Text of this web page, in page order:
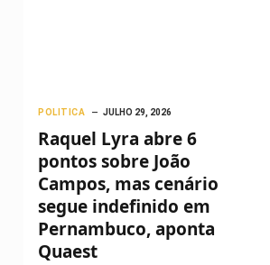
POLITICA JULHO 29, 2026
Raquel Lyra abre 6
pontos sobre João
Campos, mas cenário
segue indefinido em
Pernambuco, aponta
Quaest